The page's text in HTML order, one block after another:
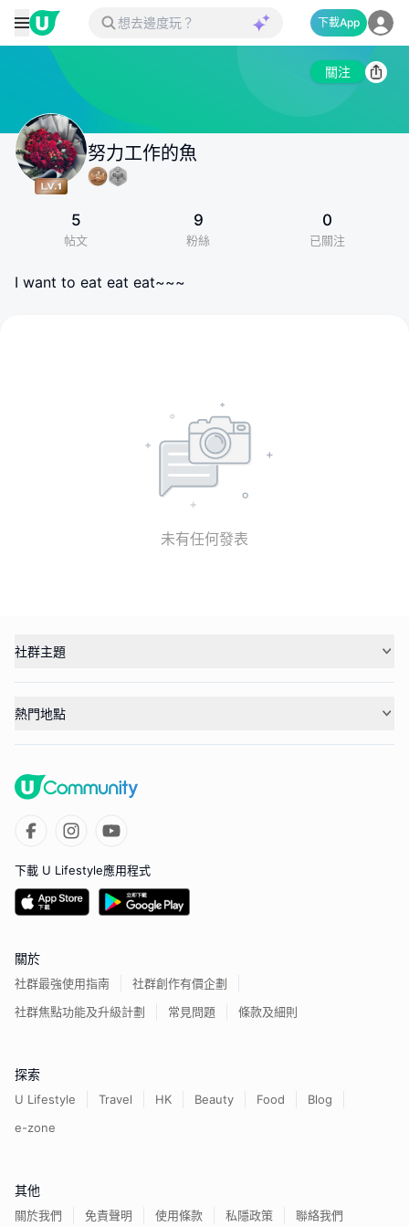
下載App
關注
努力工作的魚
5
帖文
9
粉絲
0
已關注
I want to eat eat eat~~~
未有任何發表
社群主題
熱門地點
下載 U Lifestyle應用程式
關於
社群最強使用指南
社群創作有價企劃
社群焦點功能及升級計劃
常見問題 條款及細則
探索
U Lifestyle Travel HK Beauty Food
Blog
e-zone
其他
關於我們 免責聲明 使用條款 私隱政策 聯絡我們